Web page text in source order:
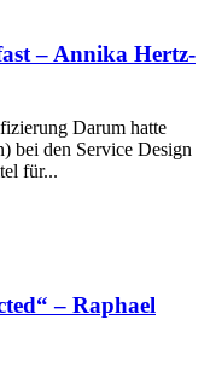
– Annika Hertz-
Darum hatte
bei den Service Design
für...
– Raphael